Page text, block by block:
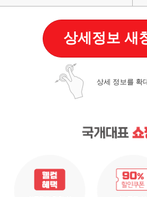
상세정보 새
상세 정보를 확